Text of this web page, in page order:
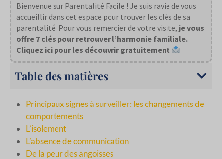
Bienvenue sur Parentalité Facile ! Je suis ravie de vous
accueillir dans cet espace pour trouver les clés de sa
parentalité. Pour vous remercier de votre visite, je vous
offre 7 clés pour retrouver l’harmonie familiale.
Cliquez ici pour les découvrir gratuitement
Table des matières
Principaux signes à surveiller: les changements de
comportements
L’isolement
L’absence de communication
De la peur des angoisses